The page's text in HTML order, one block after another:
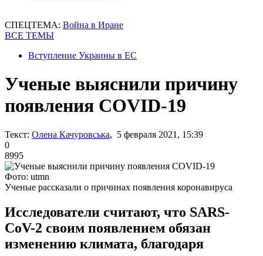
СПЕЦТЕМА: Война в Иране
ВСЕ ТЕМЫ
Вступление Украины в ЕС
Ученые выяснили причину
появления COVID-19
Текст: Олена Качуровська, 5 февраля 2021, 15:39
0
8995
Фото: utmn
Ученые рассказали о причинах появления коронавируса
Исследователи считают, что SARS-
CoV-2 своим появлением обязан
изменению климата, благодаря